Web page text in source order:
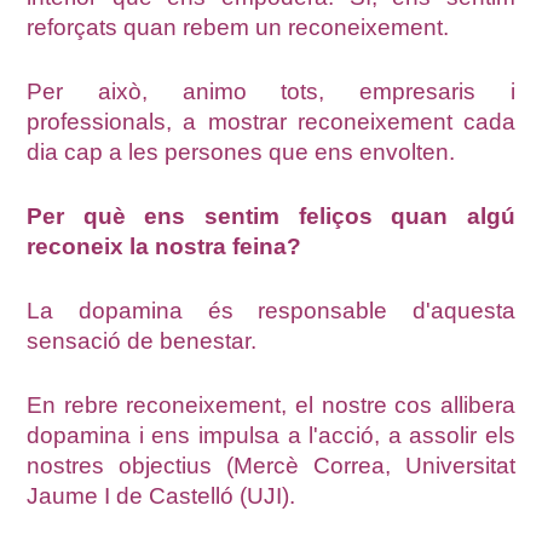
reforçats quan rebem un reconeixement.
Per això, animo tots, empresaris i
professionals, a mostrar reconeixement cada
dia cap a les persones que ens envolten.
Per què ens sentim feliços quan algú
reconeix la nostra feina?
La dopamina és responsable d'aquesta
sensació de benestar.
En rebre reconeixement, el nostre cos allibera
dopamina i ens impulsa a l'acció, a assolir els
nostres objectius (Mercè Correa, Universitat
Jaume I de Castelló (UJI).